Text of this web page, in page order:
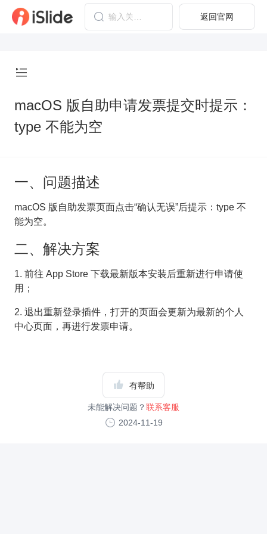
返回官网
macOS 版自助申请发票提交时提示：
type 不能为空
一、问题描述
macOS 版自助发票页面点击“确认无误”后提示：type 不
能为空。
二、解决方案
1. 前往 App Store 下载最新版本安装后重新进行申请使
用；
2. 退出重新登录插件，打开的页面会更新为最新的个人
中心页面，再进行发票申请。
有帮助
未能解决问题？联系客服
2024-11-19